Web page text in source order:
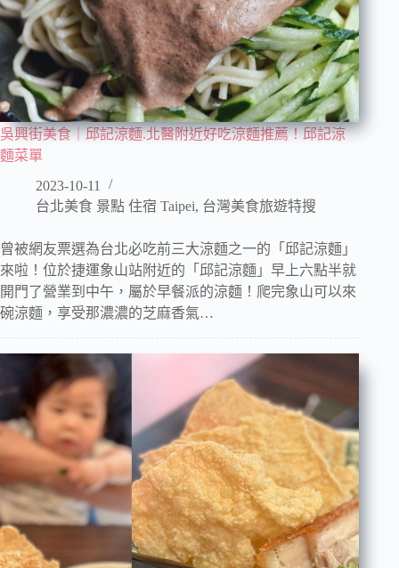
吳興街美食｜邱記涼麵.北醫附近好吃涼麵推薦！邱記涼
麵菜單
2023-10-11
台北美食 景點 住宿 Taipei, 台灣美食旅遊特搜
曾被網友票選為台北必吃前三大涼麵之一的「邱記涼麵」
來啦！位於捷運象山站附近的「邱記涼麵」早上六點半就
開門了營業到中午，屬於早餐派的涼麵！爬完象山可以來
碗涼麵，享受那濃濃的芝麻香氣…